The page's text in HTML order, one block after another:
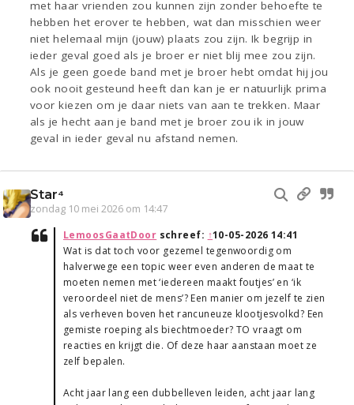
met haar vrienden zou kunnen zijn zonder behoefte te
hebben het erover te hebben, wat dan misschien weer
niet helemaal mijn (jouw) plaats zou zijn. Ik begrijp in
ieder geval goed als je broer er niet blij mee zou zijn.
Als je geen goede band met je broer hebt omdat hij jou
ook nooit gesteund heeft dan kan je er natuurlijk prima
voor kiezen om je daar niets van aan te trekken. Maar
als je hecht aan je band met je broer zou ik in jouw
geval in ieder geval nu afstand nemen.
Star⁴
zondag 10 mei 2026 om 14:47
LemoosGaatDoor schreef: ↑10-05-2026 14:41
Wat is dat toch voor gezemel tegenwoordig om
halverwege een topic weer even anderen de maat te
moeten nemen met ‘iedereen maakt foutjes’ en ‘ik
veroordeel niet de mens’? Een manier om jezelf te zien
als verheven boven het rancuneuze klootjesvolkd? Een
gemiste roeping als biechtmoeder? TO vraagt om
reacties en krijgt die. Of deze haar aanstaan moet ze
zelf bepalen.
Acht jaar lang een dubbelleven leiden, acht jaar lang